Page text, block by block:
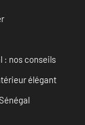
: nos conseils
élégant